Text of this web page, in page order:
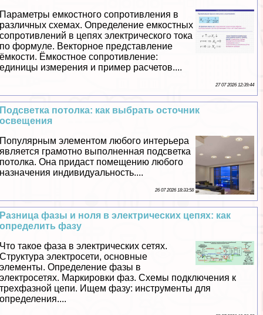
Параметры емкостного сопротивления в
различных схемах. Определение емкостных
сопротивлений в цепях электрического тока
по формуле. Векторное представление
ёмкости. Ёмкостное сопротивление:
единицы измерения и пример расчетов....
27 07 2026 12:39:44
Подсветка потолка: как выбрать осточник
освещения
Популярным элементом любого интерьера
является грамотно выполненная подсветка
потолка. Она придаст помещению любого
назначения индивидуальность....
26 07 2026 18:33:58
Разница фазы и ноля в электрических цепях: как
определить фазу
Что такое фаза в электрических сетях.
Структура электросети, основные
элементы. Определение фазы в
электросетях. Маркировки фаз. Схемы подключения к
трехфазной цепи. Ищем фазу: инструменты для
определения....